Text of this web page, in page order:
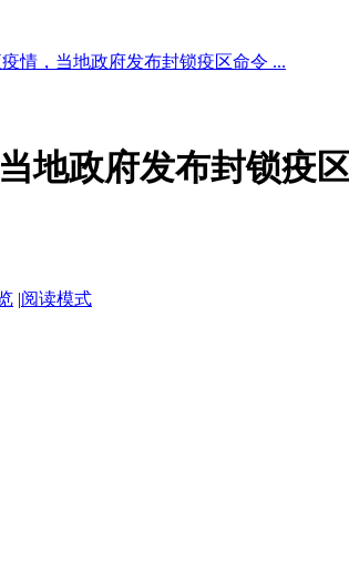
情，当地政府发布封锁疫区命令 ...
地政府发布封锁疫
|阅读模式